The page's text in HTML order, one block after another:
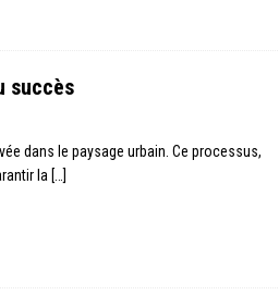
succès
dans le paysage urbain. Ce processus,
la […]